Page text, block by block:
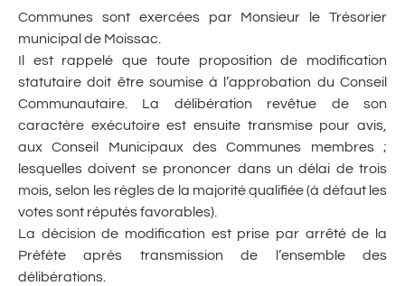
Communes sont exercées par Monsieur le Trésorier
municipal de Moissac.
Il est rappelé que toute proposition de modification
statutaire doit être soumise à l’approbation du Conseil
Communautaire. La délibération revêtue de son
caractère exécutoire est ensuite transmise pour avis,
aux Conseil Municipaux des Communes membres ;
lesquelles doivent se prononcer dans un délai de trois
mois, selon les règles de la majorité qualifiée (à défaut les
votes sont réputés favorables).
La décision de modification est prise par arrêté de la
Préfète après transmission de l’ensemble des
délibérations.